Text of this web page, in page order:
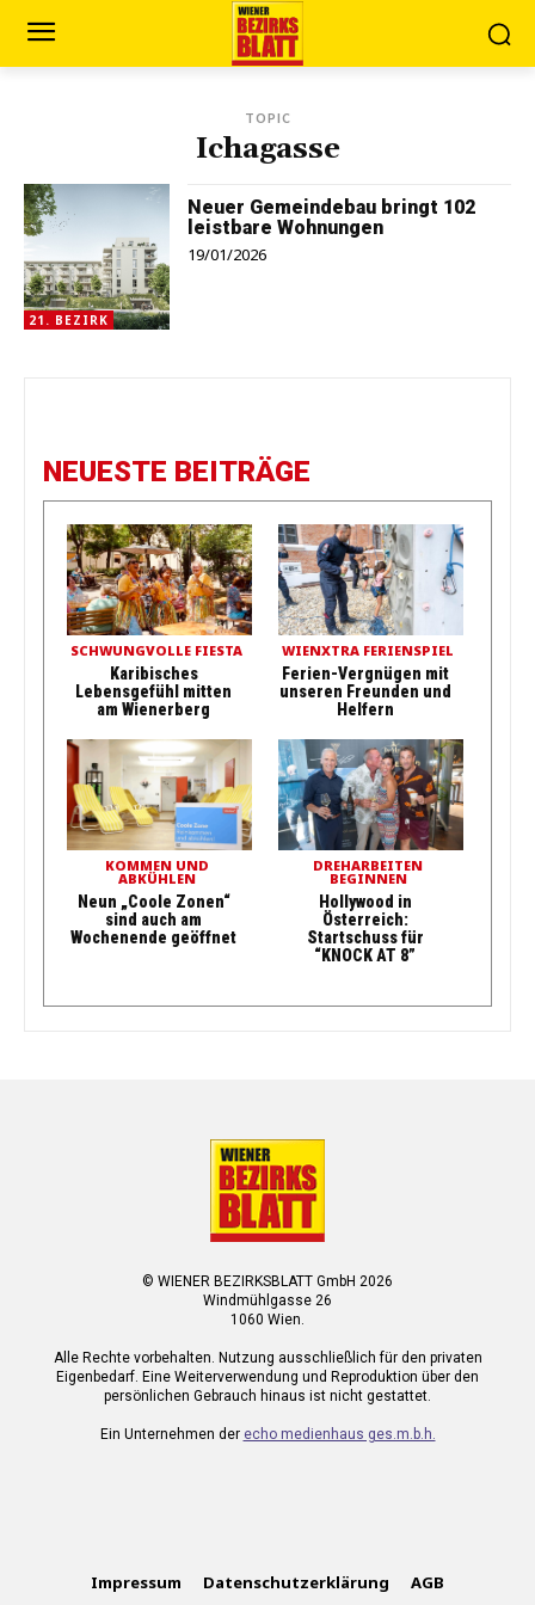
TOPIC
Ichagasse
21. BEZIRK
Neuer Gemeindebau bringt 102
leistbare Wohnungen
19/01/2026
NEUESTE BEITRÄGE
SCHWUNGVOLLE FIESTA
Karibisches
Lebensgefühl mitten
am Wienerberg
WIENXTRA FERIENSPIEL
Ferien-Vergnügen mit
unseren Freunden und
Helfern
KOMMEN UND
ABKÜHLEN
Neun „Coole Zonen“
sind auch am
Wochenende geöffnet
DREHARBEITEN
BEGINNEN
Hollywood in
Österreich:
Startschuss für
“KNOCK AT 8”
© WIENER BEZIRKSBLATT GmbH 2026
Windmühlgasse 26
1060 Wien.
Alle Rechte vorbehalten. Nutzung ausschließlich für den privaten
Eigenbedarf. Eine Weiterverwendung und Reproduktion über den
persönlichen Gebrauch hinaus ist nicht gestattet.
Ein Unternehmen der echo medienhaus ges.m.b.h.
Impressum Datenschutzerklärung AGB